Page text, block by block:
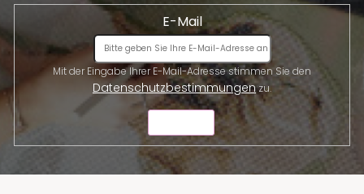
E-Mail
Datenschutzbestimmungenzu.